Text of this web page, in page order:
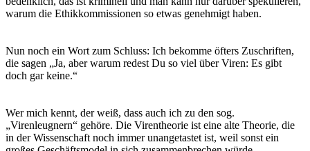
warum die Ethikkommissionen so etwas genehmigt haben.
Nun noch ein Wort zum Schluss: Ich bekomme öfters Zuschriften,
die sagen „Ja, aber warum redest Du so viel über Viren: Es gibt
doch gar keine.“
Wer mich kennt, der weiß, dass auch ich zu den sog.
„Virenleugnern“ gehöre. Die Virentheorie ist eine alte Theorie, die
in der Wissenschaft noch immer unangetastet ist, weil sonst ein